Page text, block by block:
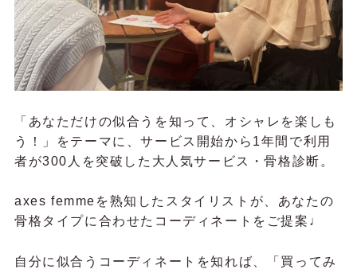
「あなただけの似合うを知って、オシャレを楽しも
う！」をテーマに、サービス開始から1年間で利用
者が300人を突破した大人気サービス・骨格診断。
axes femmeを熟知したスタイリストが、あなたの
骨格タイプに合わせたコーディネートをご提案♩
自分に似合うコーディネートを知れば、「買ってみ